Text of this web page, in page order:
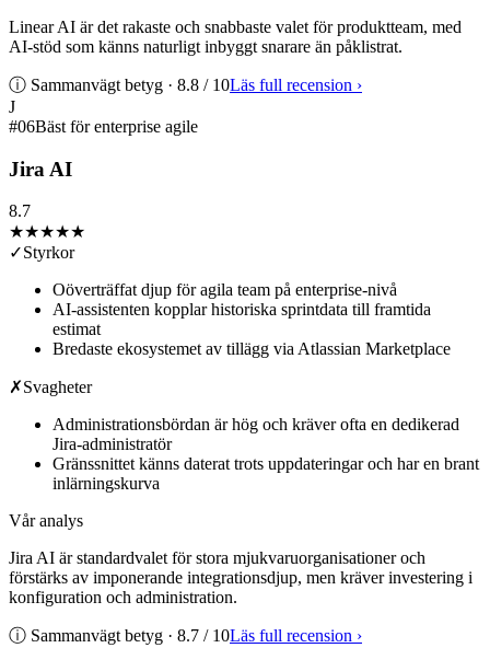
Linear AI är det rakaste och snabbaste valet för produktteam, med
AI-stöd som känns naturligt inbyggt snarare än påklistrat.
ⓘ Sammanvägt betyg · 8.8 / 10Läs full recension ›
J
#06Bäst för enterprise agile
Jira AI
8.7
★★★★★
✓Styrkor
Oöverträffat djup för agila team på enterprise-nivå
AI-assistenten kopplar historiska sprintdata till framtida
estimat
Bredaste ekosystemet av tillägg via Atlassian Marketplace
✗Svagheter
Administrationsbördan är hög och kräver ofta en dedikerad
Jira-administratör
Gränssnittet känns daterat trots uppdateringar och har en brant
inlärningskurva
Vår analys
Jira AI är standardvalet för stora mjukvaruorganisationer och
förstärks av imponerande integrationsdjup, men kräver investering i
konfiguration och administration.
ⓘ Sammanvägt betyg · 8.7 / 10Läs full recension ›